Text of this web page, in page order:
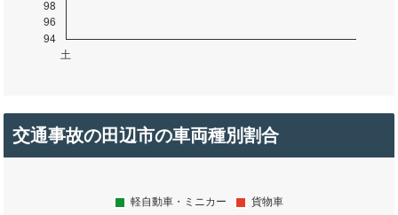
交通事故の田辺市の車両種別割合